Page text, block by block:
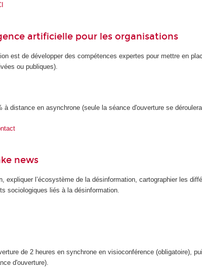
artificielle pour les organisations
est de développer des compétences expertes pour mettre en
ou publiques).
distance en asynchrone (seule la séance d'ouverture se
news
expliquer l’écosystème de la désinformation, cartographier les
sociologiques liés à la désinformation.
de 2 heures en synchrone en visioconférence (obligatoire),
d'ouverture).